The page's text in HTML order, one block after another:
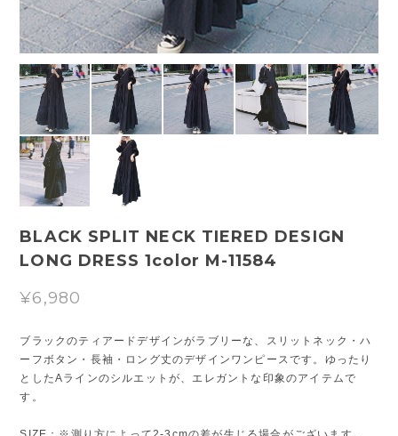
BLACK SPLIT NECK TIERED DESIGN
LONG DRESS 1color M-11584
¥6,980
ブラックのティアードデザインがラブリーな、スリットネック・ハ
ーフボタン・長袖・ロング丈のデザインワンピースです。ゆったり
としたAラインのシルエットが、エレガントな印象のアイテムで
す。